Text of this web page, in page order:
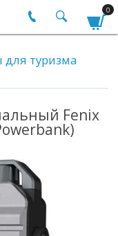
0
для туризма
Fenix